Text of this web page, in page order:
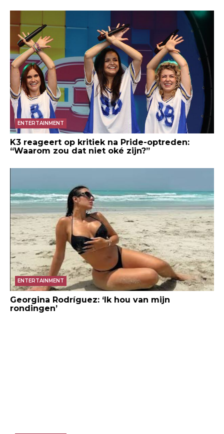
ENTERTAINMENT
K3 reageert op kritiek na Pride-optreden:
“Waarom zou dat niet oké zijn?”
ENTERTAINMENT
Georgina Rodríguez: ‘Ik hou van mijn
rondingen’